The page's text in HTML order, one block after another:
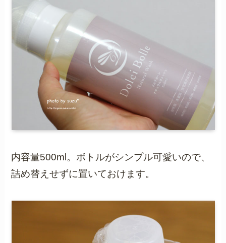
内容量500ml。ボトルがシンプル可愛いので、
詰め替えせずに置いておけます。